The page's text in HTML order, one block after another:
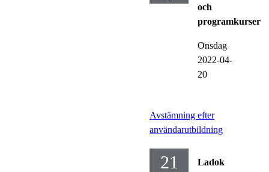
och
programkurser
Onsdag
2022-04-
20
Avstämning efter
användarutbildning
21 Ladok